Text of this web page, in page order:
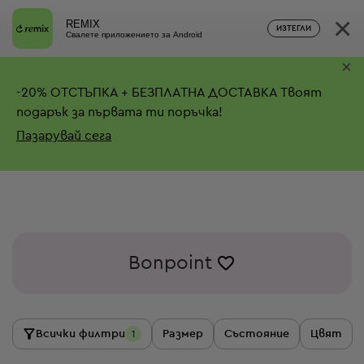
REMIX
Свалете приложението за Android
ИЗТЕГЛИ ×
-20% ОТСТЪПКА + БЕЗПЛАТНА ДОСТАВКА Твоят
подарък за първата ти поръчка!
Пазарувай сега
×
Bonpoint
Всички филтри 1 Размер Състояние Цвят